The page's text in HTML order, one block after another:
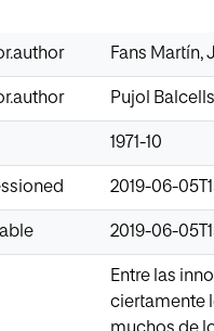
Fans Martín,
Pujol
1971-10
2019-06-
2019-06-
Entre las
ciertamente